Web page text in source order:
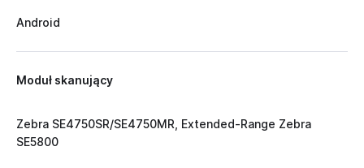
Android
Moduł skanujący
Zebra SE4750SR/SE4750MR, Extended-Range Zebra
SE5800